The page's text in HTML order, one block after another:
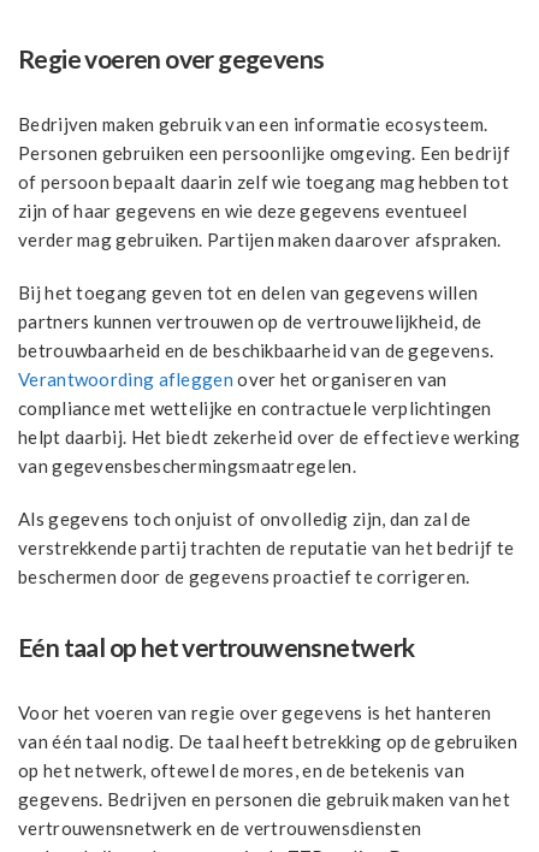
Regie voeren over gegevens
Bedrijven maken gebruik van een informatie ecosysteem.
Personen gebruiken een persoonlijke omgeving. Een bedrijf
of persoon bepaalt daarin zelf wie toegang mag hebben tot
zijn of haar gegevens en wie deze gegevens eventueel
verder mag gebruiken. Partijen maken daarover afspraken.
Bij het toegang geven tot en delen van gegevens willen
partners kunnen vertrouwen op de vertrouwelijkheid, de
betrouwbaarheid en de beschikbaarheid van de gegevens.
Verantwoording afleggen over het organiseren van
compliance met wettelijke en contractuele verplichtingen
helpt daarbij. Het biedt zekerheid over de effectieve werking
van gegevensbeschermingsmaatregelen.
Als gegevens toch onjuist of onvolledig zijn, dan zal de
verstrekkende partij trachten de reputatie van het bedrijf te
beschermen door de gegevens proactief te corrigeren.
Eén taal op het vertrouwensnetwerk
Voor het voeren van regie over gegevens is het hanteren
van één taal nodig. De taal heeft betrekking op de gebruiken
op het netwerk, oftewel de mores, en de betekenis van
gegevens. Bedrijven en personen die gebruik maken van het
vertrouwensnetwerk en de vertrouwensdiensten